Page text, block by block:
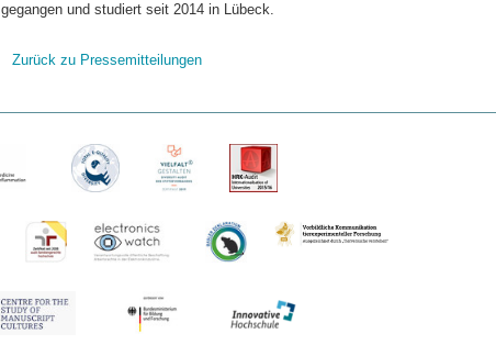
gegangen und studiert seit 2014 in Lübeck.
Zurück zu Pressemitteilungen